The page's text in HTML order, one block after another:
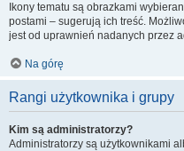
Ikony tematu są obrazkami
postami – sugerują ich treść.
jest od uprawnień nadanych przez
Na górę
Rangi użytkownika i grupy
Kim są administratorzy?
Administratorzy są użytkownikami